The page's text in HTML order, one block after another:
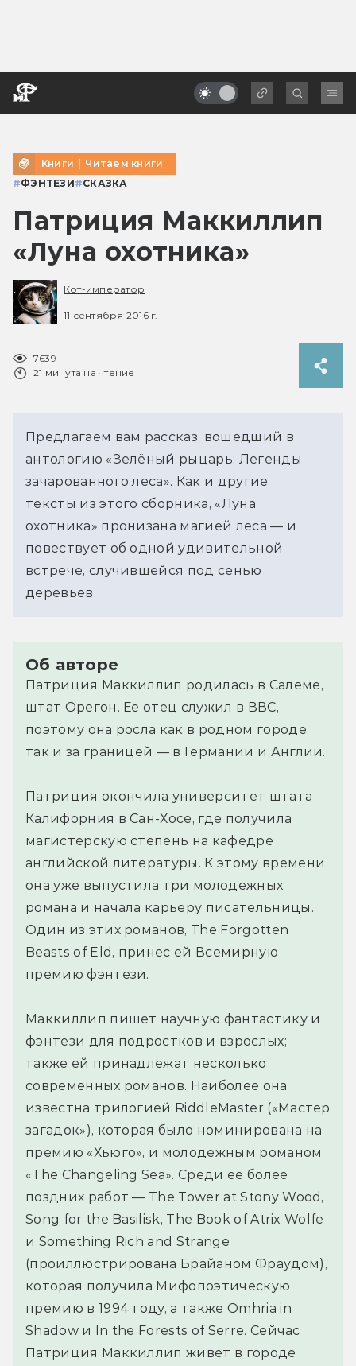
Книги | Читаем книги
#ФЭНТЕЗИ#СКАЗКА
Патриция Маккиллип
«Луна охотника»
Кот-император
11 сентября 2016 г.
7639
21 минута на чтение
Предлагаем вам рассказ, вошедший в
антологию «Зелёный рыцарь: Легенды
зачарованного леса». Как и другие
тексты из этого сборника, «Луна
охотника» пронизана магией леса — и
повествует об одной удивительной
встрече, случившейся под сенью
деревьев.
Об авторе
Патриция Маккиллип родилась в Салеме,
штат Орегон. Ее отец служил в ВВС,
поэтому она росла как в родном городе,
так и за границей — в Германии и Англии.
Патриция окончила университет штата
Калифорния в Сан-Хосе, где получила
магистерскую степень на кафедре
английской литературы. К этому времени
она уже выпустила три молодежных
романа и начала карьеру писательницы.
Один из этих романов, The Forgotten
Beasts of Eld, принес ей Всемирную
премию фэнтези.
Маккиллип пишет научную фантастику и
фэнтези для подростков и взрослых;
также ей принадлежат несколько
современных романов. Наиболее она
известна трилогией RiddleMaster («Мастер
загадок»), которая было номинирована на
премию «Хьюго», и молодежным романом
«The Changeling Sea». Среди ее более
поздних работ — The Tower at Stony Wood,
Song for the Basilisk, The Book of Atrix Wolfe
и Something Rich and Strange
(проиллюстрирована Брайаном Фраудом),
которая получила Мифопоэтическую
премию в 1994 году, а также Omhria in
Shadow и In the Forests of Serre. Сейчас
Патриция Маккиллип живет в городе